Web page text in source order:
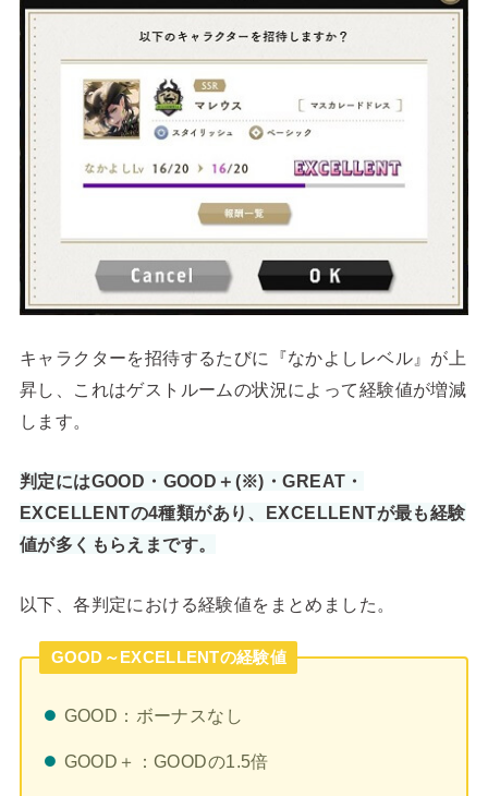
キャラクターを招待するたびに『なかよしレベル』が上
昇し、これはゲストルームの状況によって経験値が増減
します。
判定にはGOOD・GOOD＋(※)・GREAT・
EXCELLENTの4種類があり、EXCELLENTが最も経験
値が多くもらえまです。
以下、各判定における経験値をまとめました。
GOOD～EXCELLENTの経験値
GOOD：ボーナスなし
GOOD＋：GOODの1.5倍